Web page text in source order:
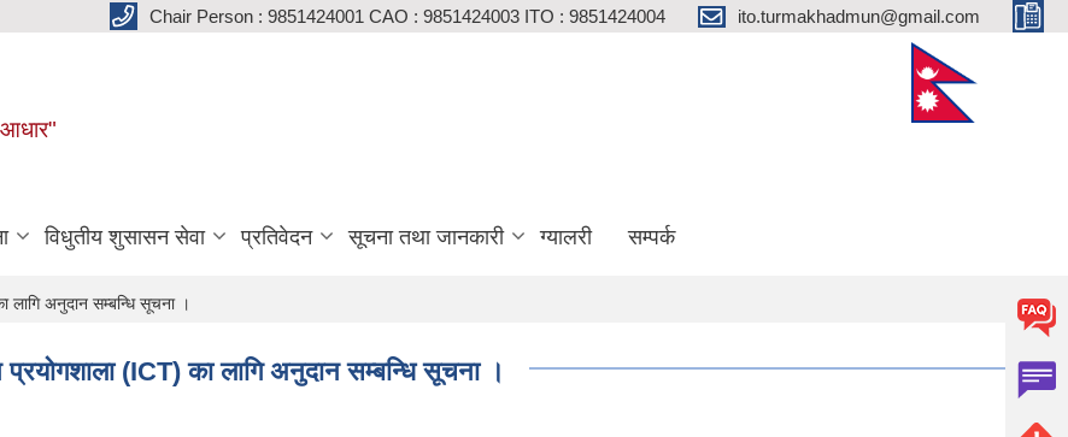
Chair Person : 9851424001 CAO : 9851424003 ITO : 9851424004 ito.turmakhadmun@gmail.com
आधार"
विधुतीय शुसासन सेवा प्रतिवेदन सूचना तथा जानकारी ग्यालरी सम्पर्क
लागि अनुदान सम्बन्धि सूचना ।
प्रयोगशाला (ICT) का लागि अनुदान सम्बन्धि सूचना ।